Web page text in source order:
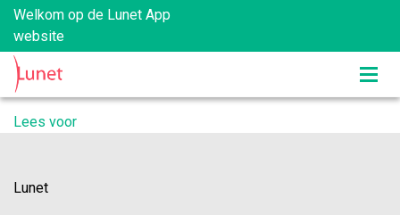
Welkom op de Lunet App
website
Lees voor
Lunet